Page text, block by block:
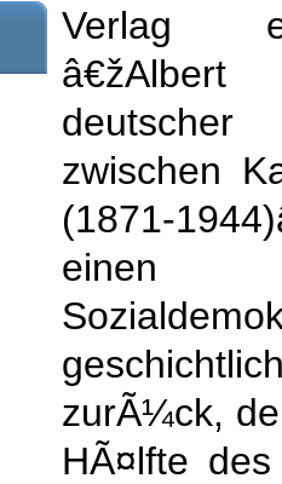
Verlag
zwischen
(1871-
einen
zurÃ¼ck,
HÃ¤lfte